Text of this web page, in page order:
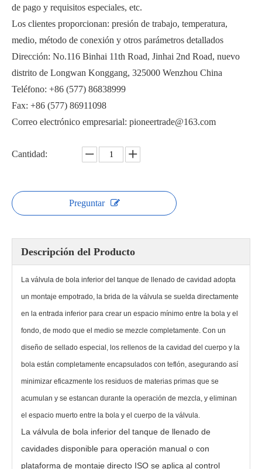
Válvula neumática de fondo de tanque VPGQ81F Válvula de bola de fondo rasante con vástago inclinado
Válvula de bola inferior del tanque de llenado de cavidad PGQ81F
de pago y requisitos especiales, etc.
Los clientes proporcionan: presión de trabajo, temperatura,
medio, método de conexión y otros parámetros detallados
Dirección: No.116 Binhai 11th Road, Jinhai 2nd Road, nuevo
distrito de Longwan Konggang, 325000 Wenzhou China
Teléfono: +86 (577) 86838999
Fax: +86 (577) 86911098
Correo electrónico empresarial: pioneertrade@163.com
Cantidad:
Preguntar
Descripción del Producto
La válvula de bola inferior del tanque de llenado de cavidad adopta
un montaje empotrado, la brida de la válvula se suelda directamente
en la entrada inferior para crear un espacio mínimo entre la bola y el
fondo, de modo que el medio se mezcle completamente. Con un
diseño de sellado especial, los rellenos de la cavidad del cuerpo y la
bola están completamente encapsulados con teflón, asegurando así
minimizar eficazmente los residuos de materias primas que se
acumulan y se estancan durante la operación de mezcla, y eliminan
el espacio muerto entre la bola y el cuerpo de la válvula.
La válvula de bola inferior del tanque de llenado de
cavidades disponible para operación manual o con
plataforma de montaje directo ISO se aplica al control